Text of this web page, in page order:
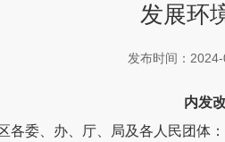
发展环
发布时间：
内发
各委、办、厅、局及各人民团体：